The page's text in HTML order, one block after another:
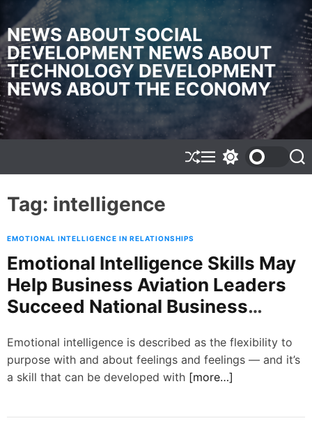
i
p
t
o
c
o
n
n
NEWS ABOUT SOCIAL
DEVELOPMENT NEWS ABOUT
TECHNOLOGY DEVELOPMENT
NEWS ABOUT THE ECONOMY
S
h
e
M
e
w
l
o
r
m
o
d
S
e
Tag: intelligence
EMOTIONAL INTELLIGENCE IN RELATIONSHIPS
Emotional Intelligence Skills May
Help Business Aviation Leaders
Succeed National Business
Emotional intelligence is described as the flexibility to
purpose with and about feelings and feelings — and it’s
a skill that can be developed with [more…]